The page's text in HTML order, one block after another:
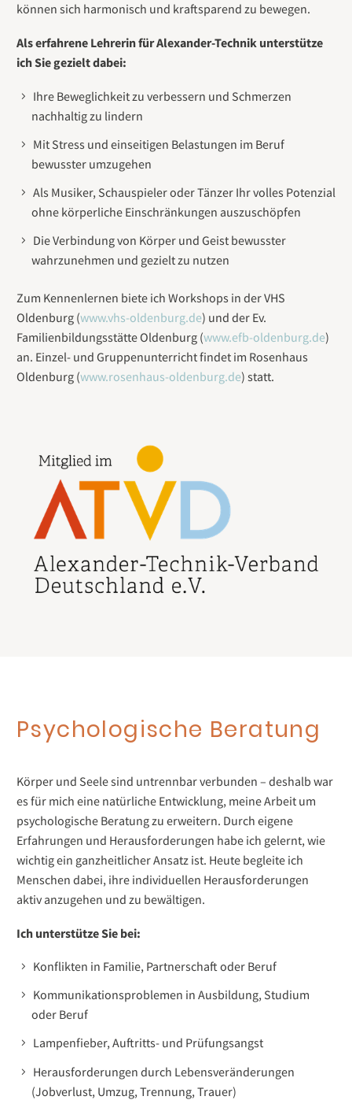
können sich harmonisch und kraftsparend zu bewegen.
Als erfahrene Lehrerin für Alexander-Technik unterstütze
ich Sie gezielt dabei:
Ihre Beweglichkeit zu verbessern und Schmerzen
nachhaltig zu lindern
Mit Stress und einseitigen Belastungen im Beruf
bewusster umzugehen
Als Musiker, Schauspieler oder Tänzer Ihr volles Potenzial
ohne körperliche Einschränkungen auszuschöpfen
Die Verbindung von Körper und Geist bewusster
wahrzunehmen und gezielt zu nutzen
Zum Kennenlernen biete ich Workshops in der VHS
Oldenburg (www.vhs-oldenburg.de) und der Ev.
Familienbildungsstätte Oldenburg (www.efb-oldenburg.de)
an. Einzel- und Gruppenunterricht findet im Rosenhaus
Oldenburg (www.rosenhaus-oldenburg.de) statt.
Psychologische Beratung
Körper und Seele sind untrennbar verbunden – deshalb war
es für mich eine natürliche Entwicklung, meine Arbeit um
psychologische Beratung zu erweitern. Durch eigene
Erfahrungen und Herausforderungen habe ich gelernt, wie
wichtig ein ganzheitlicher Ansatz ist. Heute begleite ich
Menschen dabei, ihre individuellen Herausforderungen
aktiv anzugehen und zu bewältigen.
Ich unterstütze Sie bei:
Konflikten in Familie, Partnerschaft oder Beruf
Kommunikationsproblemen in Ausbildung, Studium
oder Beruf
Lampenfieber, Auftritts- und Prüfungsangst
Herausforderungen durch Lebensveränderungen
(Jobverlust, Umzug, Trennung, Trauer)